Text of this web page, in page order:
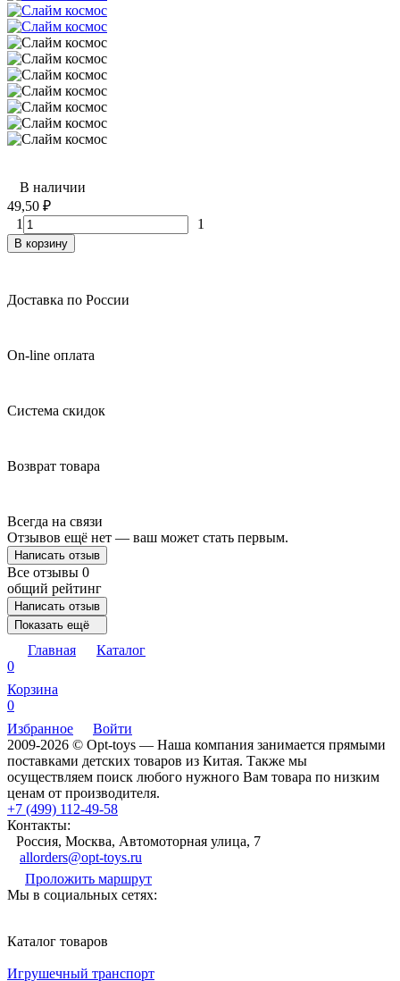
В наличии
49,50 ₽
1
1
В корзину
Доставка по России
On-line оплата
Система скидок
Возврат товара
Всегда на связи
Отзывов ещё нет — ваш может стать первым.
Написать отзыв
Все отзывы 0
общий рейтинг
Написать отзыв
Показать ещё
Главная
Каталог
0
Корзина
0
Избранное
Войти
2009-2026 © Opt-toys — Наша компания занимается прямыми
поставками детских товаров из Китая. Также мы
осуществляем поиск любого нужного Вам товара по низким
ценам от производителя.
+7 (499) 112-49-58
Контакты:
Россия, Москва, Автомоторная улица, 7
allorders@opt-toys.ru
Проложить маршрут
Мы в социальных сетях:
Каталог товаров
Игрушечный транспорт